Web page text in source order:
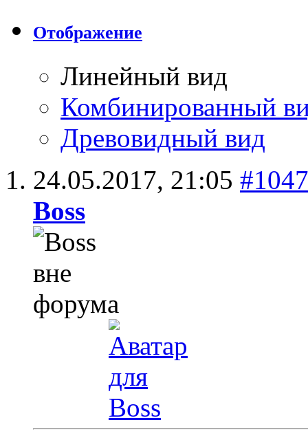
Отображение
Линейный вид
Комбинированный
Древовидный вид
24.05.2017, 21:05
Boss